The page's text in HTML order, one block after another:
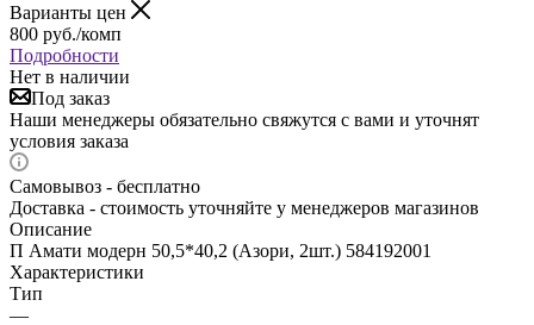
Варианты цен
800 руб./комп
Подробности
Нет в наличии
Под заказ
Наши менеджеры обязательно свяжутся с вами и уточнят
условия заказа
Самовывоз - бесплатно
Доставка - стоимость уточняйте у менеджеров магазинов
Описание
П Амати модерн 50,5*40,2 (Азори, 2шт.) 584192001
Характеристики
Тип
—